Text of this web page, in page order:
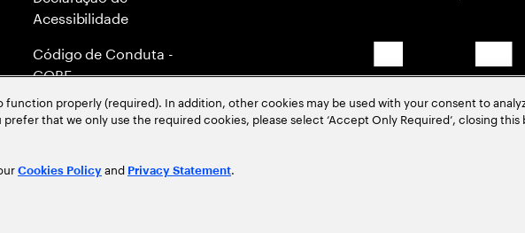
Acessibilidade
Código de Conduta -
COBE
Canal de Denúncia –
Ethics Helpline
Reserved.
properly (required). In addition, other cookies may be used with your consent to
that we only use the required cookies, please select ‘Accept Only Required’, closing
Cookies Policy and Privacy Statement.